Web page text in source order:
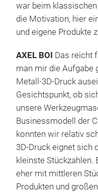
war beim
die Motivation, hier
und eigene Produkte
AXEL BOI Das reicht
man mir die Aufgabe
Metall-3D-Druck
Gesichtspunkt, ob
unsere
Businessmodell der
konnten wir relativ
3D-Druck eignet sich
kleinste Stückzahlen.
eher mit mittleren
Produkten und